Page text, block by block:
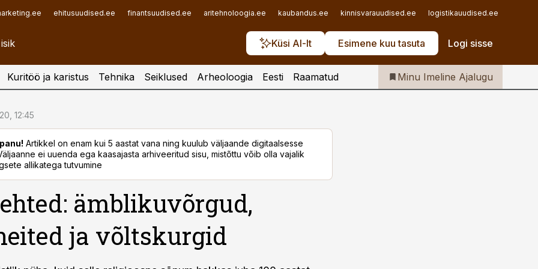
ehitusuudised.ee finantsuudised.ee aritehnoloogia.ee kaubandus.ee kinnisvarauudised.ee logistikauudised.ee
Küsi AI-lt Esimene kuu tasuta Logi sisse
Iseteenindus
Telli Imeline Ajalugu
Kuritöö ja karistus Tehnika Seiklused Arheoloogia Eesti Raamatud Minu Imeline Ajalugu
12:45
Artikkel on enam kui 5 aastat vana ning kuulub väljaande digitaalsesse
ei uuenda ega kaasajasta arhiveeritud sisu, mistõttu võib olla vajalik
allikatega tutvumine
ämblikuvõrgud,
ja võltskurgid